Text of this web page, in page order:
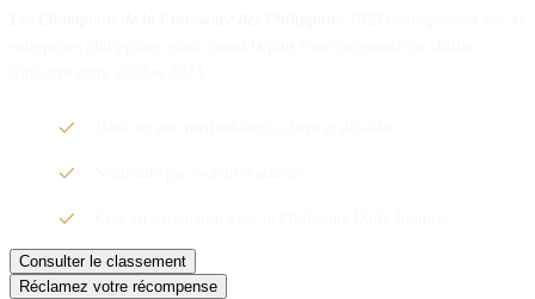
Consulter le classement
Réclamez votre récompense